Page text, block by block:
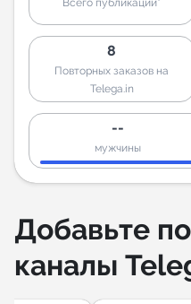
Всего публикаций*
8
Повторных заказов на
Telega.in
--
мужчины
Добавьте
каналы